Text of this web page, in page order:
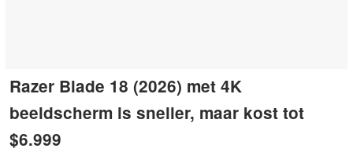
Razer Blade 18 (2026) met 4K
beeldscherm is sneller, maar kost tot
$6.999